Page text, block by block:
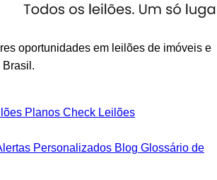
oportunidades em leilões de imóveis e
Brasil.
Planos Check Leilões
Personalizados Blog Glossário de